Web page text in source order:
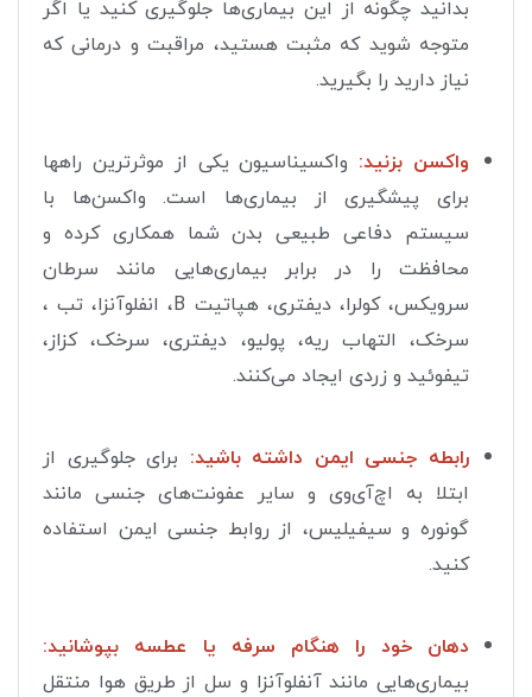
بدانید چگونه از این بیماری‌ها جلوگیری کنید یا اگر
متوجه شوید که مثبت هستید، مراقبت و درمانی که
نیاز دارید را بگیرید.
واکسن بزنید: واکسیناسیون یکی از موثرترین راهها
برای پیشگیری از بیماری‌ها است. واکسن‌ها با
سیستم دفاعی طبیعی بدن شما همکاری کرده و
محافظت را در برابر بیماری‌هایی مانند سرطان
سرویکس، کولرا، دیفتری، هپاتیت B، انفلوآنزا، تب ،
سرخک، التهاب ریه، پولیو، دیفتری، سرخک، کزاز،
تیفوئید و زردی ایجاد می‌کنند.
رابطه جنسی ایمن داشته باشید: برای جلوگیری از
ابتلا به اچ‌آی‌وی و سایر عفونت‌های جنسی مانند
گونوره و سیفیلیس، از روابط جنسی ایمن استفاده
کنید.
دهان خود را هنگام سرفه یا عطسه بپوشانید:
بیماری‌هایی مانند آنفلوآنزا و سل از طریق هوا منتقل